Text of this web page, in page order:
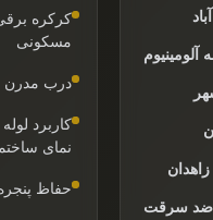
کرکره
مسکونی
درب مدرن
کاربرد
نمای
حفاظ